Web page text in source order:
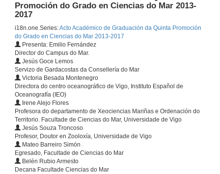
Promoción do Grado en Ciencias do Mar 2013-
2017
i18n.one.Series:Acto Académico de Graduación da Quinta Promoción
do Grado en Ciencias do Mar 2013-2017
Presenta: Emilio Fernández
Director do Campus do Mar.
Jesús Goce Lemos
Servizo de Gardacostas da Consellería do Mar
Victoria Besada Montenegro
Directora do centro oceanográfico de Vigo, Instituto Español de
Oceanografía (IEO)
Irene Alejo Flores
Profesora do departamento de Xeociencias Mariñas e Ordenación do
Territorio. Facultade de Ciencias do Mar, Universidade de Vigo
Jesús Souza Troncoso
Profesor, Doutor en Zooloxía, Universidade de Vigo
Mateo Barreiro Simón
Egresado, Facultade de Ciencias do Mar
Belén Rubio Armesto
Decana Facultade Ciencias do Mar